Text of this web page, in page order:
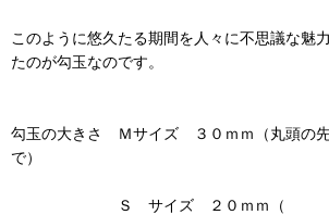
このように悠久たる期間を人々に不思議な魅
たのが勾玉なのです。
勾玉の大きさ Ｍサイズ ３０ｍｍ（丸頭の先
で）
Ｓ サイズ ２０ｍｍ（ 〃